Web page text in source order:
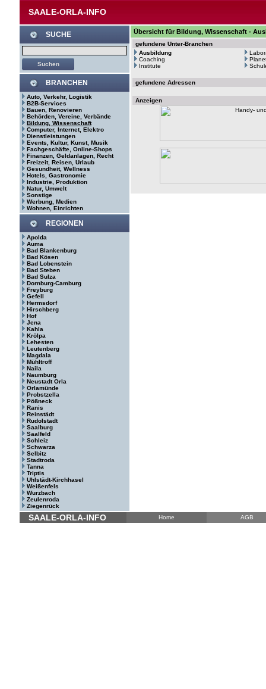
SAALE-ORLA-INFO
SUCHE
BRANCHEN
Auto, Verkehr, Logistik
B2B-Services
Bauen, Renovieren
Behörden, Vereine, Verbände
Bildung, Wissenschaft
Computer, Internet, Elektro
Dienstleistungen
Events, Kultur, Kunst, Musik
Fachgeschäfte, Online-Shops
Finanzen, Geldanlagen, Recht
Freizeit, Reisen, Urlaub
Gesundheit, Wellness
Hotels, Gastronomie
Industrie, Produktion
Natur, Umwelt
Sonstige
Werbung, Medien
Wohnen, Einrichten
REGIONEN
Apolda
Auma
Bad Blankenburg
Bad Kösen
Bad Lobenstein
Bad Steben
Bad Sulza
Dornburg-Camburg
Freyburg
Gefell
Hermsdorf
Hirschberg
Hof
Jena
Kahla
Krölpa
Lehesten
Leutenberg
Magdala
Mühltroff
Naila
Naumburg
Neustadt Orla
Orlamünde
Probstzella
Pößneck
Ranis
Reinstädt
Rudolstadt
Saalburg
Saalfeld
Schleiz
Schwarza
Selbitz
Stadtroda
Tanna
Triptis
Uhlstädt-Kirchhasel
Weißenfels
Wurzbach
Zeulenroda
Ziegenrück
Übersicht für Bildung, Wissenschaft -
gefundene Unter-Branchen
Ausbildung
Coaching
Institute
gefundene Adressen
Anzeigen
SAALE-ORLA-INFO Home AGB